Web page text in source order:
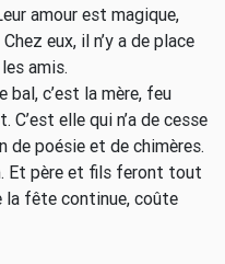
amour est magique,
eux, il n’y a de place
amis.
bal, c’est la mère, feu
elle qui n’a de cesse
de poésie et de chimères.
Et père et fils feront tout
la fête continue, coûte